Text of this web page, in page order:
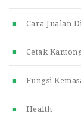
Cara Jualan
Cetak
Fungsi
Health